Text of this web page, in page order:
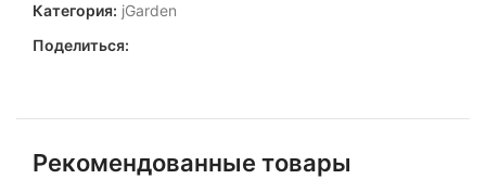
Категория: jGarden
Поделиться:
Рекомендованные товары